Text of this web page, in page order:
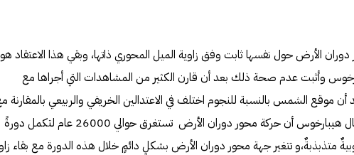
دوران الأرض حول نفسها ثابت وفق زاوية الميل المحوري ذاتها، وبقي هذا الاعتقاد هو
وأثبت عدم صحة ذلك بعد أن قارن الكثير من المشاهدات التي أجراها مع
الشمس بالنسبة للنجوم اختلف في الاعتدالين الخريفي والربيعي بالمقارنة
موقعهما قبل 150 عام،وقال هيبارخوس أن حركة محور دوران الأرض تستغرق حوالي 26000 عام لتكمل دورةً
متذبذبةٌ،و تتغير جهة محور دوران الأرض بشكلٍ دائمٍ خلال هذه الدورة مع بقاء